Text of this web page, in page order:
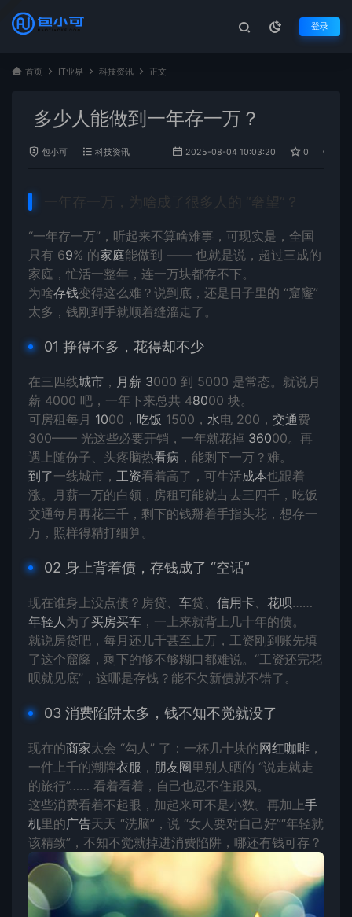
登录
首页 IT业界 科技资讯 正文
多少人能做到一年存一万？
包小可 科技资讯 2025-08-04 10:03:20 0
一年存一万，为啥成了很多人的 “奢望”？
“一年存一万”，听起来不算啥难事，可现实是，全国
只有 69% 的家庭能做到 —— 也就是说，超过三成的
家庭，忙活一整年，连一万块都存不下。
为啥存钱变得这么难？说到底，还是日子里的 “窟窿”
太多，钱刚到手就顺着缝溜走了。
01 挣得不多，花得却不少
在三四线城市 ， 月薪 3000 到 5000 是常态。就说月
薪 4000 吧，一年下来总共 48000 块。
可房租每月 1000， 吃饭 1500， 水电 200， 交通费
300—— 光这些必要开销，一年就花掉 36000。再
遇上随份子、头疼脑热看病 ，能剩下一万？难。
到了一线城市， 工资看着高了，可生活成本也跟着
涨。月薪一万的白领，房租可能就占去三四千，吃饭
交通每月再花三千，剩下的钱掰着手指头花，想存一
万，照样得精打细算。
02 身上背着债，存钱成了 “空话”
现在谁身上没点债？房贷、 车贷、 信用卡、 花呗……
年轻人 为了买房买车 ，一上来就背上几十年的债。
就说房贷吧，每月还几千甚至上万，工资刚到账先填
了这个窟窿，剩下的够不够糊口都难说。“工资还完花
呗就见底”，这哪是存钱？能不欠新债就不错了。
03 消费陷阱太多，钱不知不觉就没了
现在的商家太会 “勾人” 了：一杯几十块的网红咖啡 ，
一件上千的潮牌衣服 ， 朋友圈里别人晒的 “说走就走
的旅行”…… 看着看着，自己也忍不住跟风。
这些消费看着不起眼，加起来可不是小数。再加上手
机里的广告天天 “洗脑”，说 “女人要对自己好”“年轻就
该精致”，不知不觉就掉进消费陷阱，哪还有钱可存？